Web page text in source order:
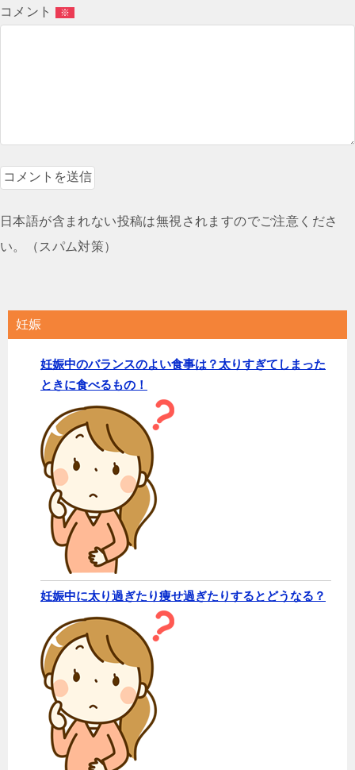
コメント ※
日本語が含まれない投稿は無視されますのでご注意くださ
い。（スパム対策）
妊娠
妊娠中のバランスのよい食事は？太りすぎてしまった
ときに食べるもの！
妊娠中に太り過ぎたり痩せ過ぎたりするとどうなる？